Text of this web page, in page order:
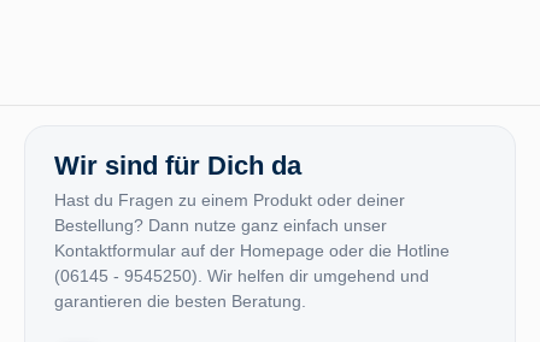
Wir sind für Dich da
Hast du Fragen zu einem Produkt oder deiner
Bestellung? Dann nutze ganz einfach unser
Kontaktformular auf der Homepage oder die Hotline
(06145 - 9545250). Wir helfen dir umgehend und
garantieren die besten Beratung.